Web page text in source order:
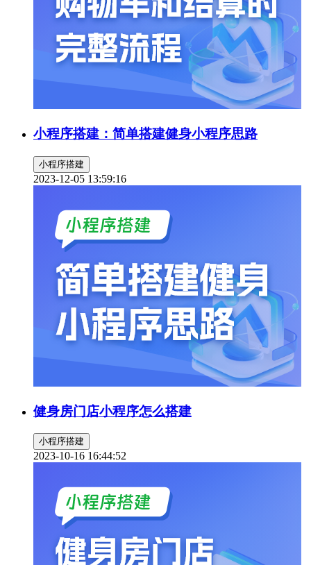
小程序搭建：简单搭建健身小程序思路
小程序搭建
2023-12-05 13:59:16
健身房门店小程序怎么搭建
小程序搭建
2023-10-16 16:44:52